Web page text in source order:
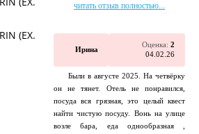
читать отзыв полностью...
Ирина
Оценка: 2
04.02.26
Были в августе 2025. На четвёрку
он не тянет. Отель не понравился,
посуда вся грязная, это целый квест
найти чистую посуду. Вонь на улице
возле бара, еда однообразная ,